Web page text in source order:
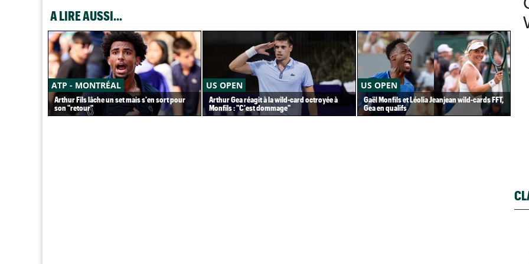
A LIRE AUSSI...
ATP - MONTRÉAL
Arthur Fils lâche un set mais s'en sort pour
son "retour"
US OPEN
Arthur Gea réagit à la wild-card octroyée à
Monfils : "C'est dommage"
US OPEN
Gaël Monfils et Léolia Jeanjean wild-cards FFT,
Gea en qualifs